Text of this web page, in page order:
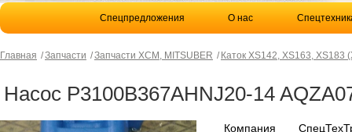
Спецпредложения О нас
Главная Запчасти Запчасти XCM, MITSUBER Каток XS142, XS163, XS183
Насос P3100B367AHNJ20-14
Компания